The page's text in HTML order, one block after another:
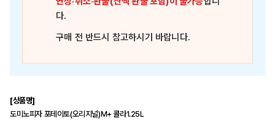
다.
구매 전 반드시 참고하시기 바랍니다.
[상품명]
도미노피자 포테이토(오리지널)M+ 콜라1.25L